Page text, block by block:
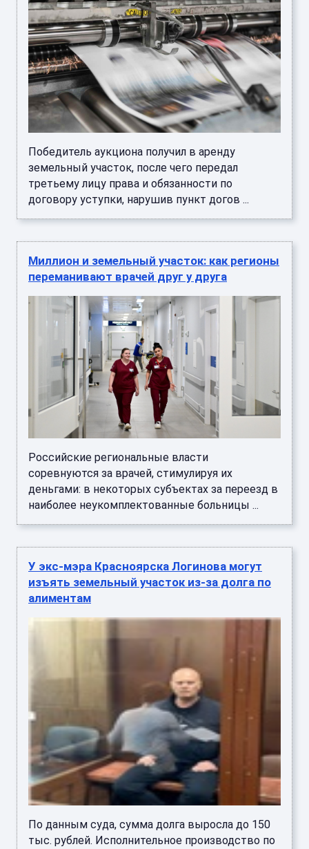
Победитель аукциона получил в аренду
земельный участок, после чего передал
третьему лицу права и обязанности по
договору уступки, нарушив пункт догов ...
Миллион и земельный участок: как регионы
переманивают врачей друг у друга
Российские региональные власти
соревнуются за врачей, стимулируя их
деньгами: в некоторых субъектах за переезд в
наиболее неукомплектованные больницы ...
У экс-мэра Красноярска Логинова могут
изъять земельный участок из-за долга по
алиментам
По данным суда, сумма долга выросла до 150
тыс. рублей. Исполнительное производство по